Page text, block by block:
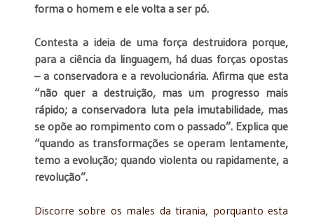
forma o homem e ele volta a ser pó.
Contesta a ideia de uma força destruidora porque,
para a ciência da linguagem, há duas forças opostas
– a conservadora e a revolucionária. Afirma que esta
“não quer a destruição, mas um progresso mais
rápido; a conservadora luta pela imutabilidade, mas
se opõe ao rompimento com o passado”. Explica que
“quando as transformações se operam lentamente,
temo a evolução; quando violenta ou rapidamente, a
revolução”.
Discorre sobre os males da tirania, porquanto esta